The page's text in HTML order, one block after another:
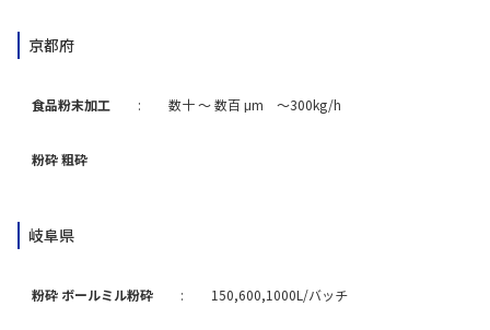
京都府
食品粉末加工 : 数十 ～ 数百 μm ～300kg/h
粉砕 粗砕
岐阜県
粉砕 ボールミル粉砕 : 150,600,1000L/バッチ